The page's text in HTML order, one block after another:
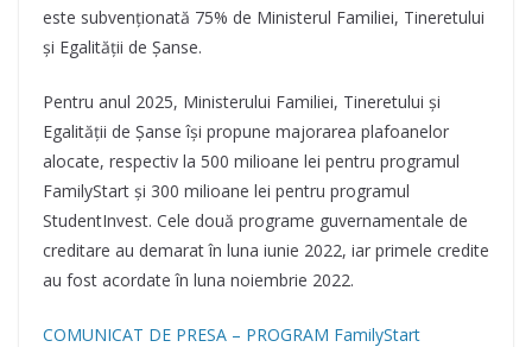
este subvenționată 75% de Ministerul Familiei, Tineretului
și Egalității de Șanse.
Pentru anul 2025, Ministerului Familiei, Tineretului și
Egalității de Șanse își propune majorarea plafoanelor
alocate, respectiv la 500 milioane lei pentru programul
FamilyStart și 300 milioane lei pentru programul
StudentInvest. Cele două programe guvernamentale de
creditare au demarat în luna iunie 2022, iar primele credite
au fost acordate în luna noiembrie 2022.
COMUNICAT DE PRESA – PROGRAM FamilyStart